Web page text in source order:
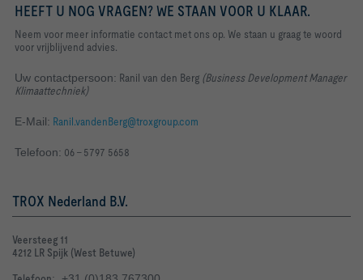
HEEFT U NOG VRAGEN? WE STAAN VOOR U KLAAR.
Neem voor meer informatie contact met ons op. We staan u graag te woord
voor vrijblijvend advies.
Uw contactpersoon: Ranil van den Berg (Business Development Manager
Klimaattechniek)
E-Mail: Ranil.vandenBerg@troxgroup.com
Telefoon: 06 - 5797 5658
TROX Nederland B.V.
Veersteeg 11
4212 LR Spijk (West Betuwe)